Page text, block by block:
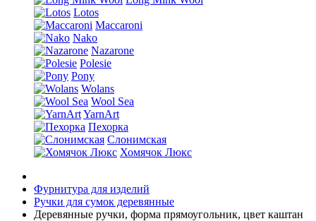
Lotos
Maccaroni
Nako
Nazarone
Polesie
Pony
Wolans
Wool Sea
YarnArt
Пехорка
Слонимская
Хомячок Люкс
Фурнитура для изделий
Ручки для сумок деревянные
Деревянные ручки, форма прямоугольник, цвет каштан